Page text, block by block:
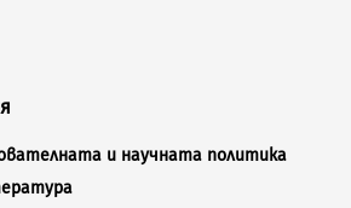
и научната политика